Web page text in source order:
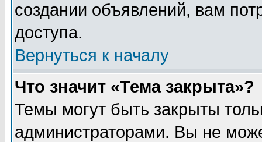
создании объявлений, вам
доступа.
Вернуться к началу
Что значит «Тема закрыта»?
Темы могут быть закрыты
администраторами. Вы не